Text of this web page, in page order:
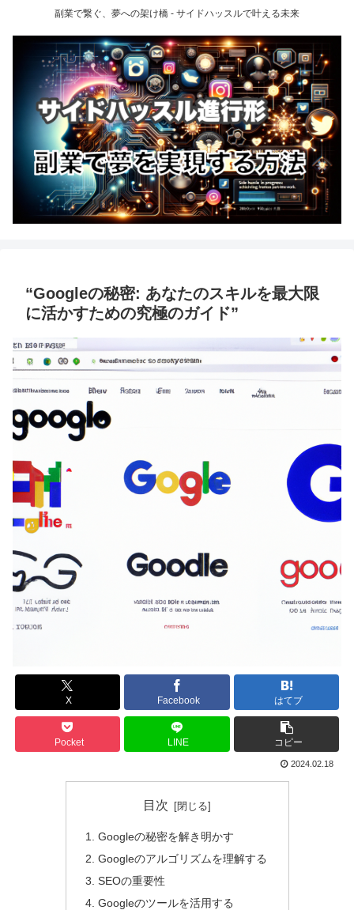
副業で繋ぐ、夢への架け橋 - サイドハッスルで叶える未来
“Googleの秘密: あなたのスキルを最大限
に活かすための究極のガイド”
X Facebook はてブ
Pocket LINE コピー
2024.02.18
目次
Googleの秘密を解き明かす
Googleのアルゴリズムを理解する
SEOの重要性
Googleのツールを活用する